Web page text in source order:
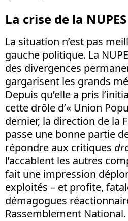
La crise de la NUPES
La situation n’est pas
gauche politique. La
des divergences
gargarisent les grands
Depuis qu’elle a pris
cette drôle d’« Union
dernier, la direction de la
passe une bonne partie
répondre aux critiques
l’accablent les autres
fait une impression
exploités – et profite,
démagogues
Rassemblement National.